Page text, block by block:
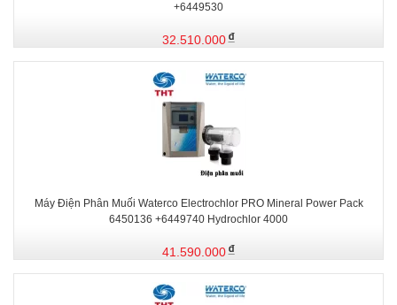
+6449530
32.510.000
Máy Điện Phân Muối Waterco Electrochlor PRO Mineral Power Pack
6450136 +6449740 Hydrochlor 4000
41.590.000